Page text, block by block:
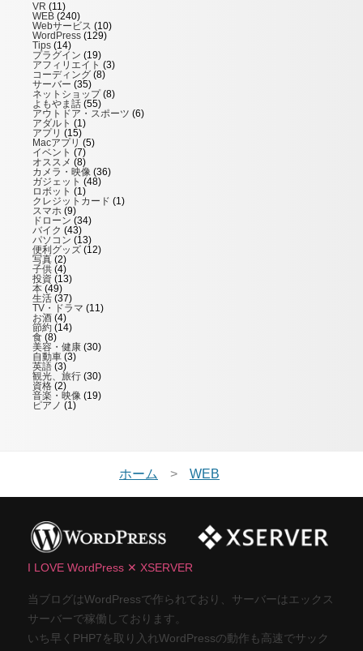
VR (11)
WEB (240)
Webサービス (10)
WordPress (129)
Tips (14)
プラグイン (19)
アフィリエイト (3)
コーディング (8)
サーバー (35)
ネットショップ(8)
よもやま話 (55)
アウトドア・スポーツ (6)
アダルト (1)
アプリ (15)
Macアプリ (5)
イベント (7)
オススメ (8)
カメラ・映像 (36)
ガジェット (48)
ロボット (1)
クレジットカード (1)
スマホ (9)
ドローン (34)
バイク (43)
パソコン (13)
便利グッズ (12)
写真 (2)
子供 (4)
投資 (13)
本 (49)
生活 (37)
TV・ドラマ (11)
お酒 (4)
節約 (14)
食 (8)
美容・健康 (30)
自動車 (3)
英語 (3)
観光、旅行 (30)
資格 (2)
音楽・映像 (19)
ピアノ (1)
ホーム WEB
I LOVE WordPress ✕ XSERVER
当ブログはWordPressで作られており、サーバーはエックス
サーバーで稼働しております。
いち早くPHP7を取り入れWordPressの動作も高速でサック